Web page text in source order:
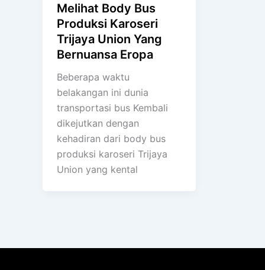
Melihat Body Bus
Produksi Karoseri
Trijaya Union Yang
Bernuansa Eropa
Beberapa waktu
belakangan ini dunia
transportasi bus Kembali
dikejutkan dengan
kehadiran dari body bus
produksi karoseri Trijaya
Union yang kental